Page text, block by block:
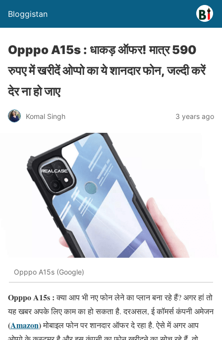
Bloggistan
Opppo A15s : धाकड़ ऑफर! मात्र 590
रुपए में खरीदें ओप्पो का ये शानदार फोन, जल्दी करें
देर ना हो जाए
Komal Singh 3 years ago
Opppo A15s (Google)
Opppo A15s :क्या आप भी नए फोन लेने का प्लान बना रहे हैं? अगर हां तो
यह खबर अपके लिए काम का हो सकता है. दरअसल, ई कॉमर्स कंपनी अमेजन
(Amazon)मोबाइल फोन पर शानदार ऑफर दे रहा है. ऐसे में अगर आप